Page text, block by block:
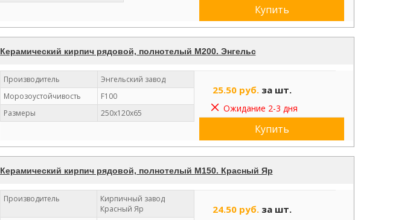
Купить
Керамический кирпич рядовой, полнотелый М200. Энгельс
25.50 руб. за шт.
Ожидание 2-3 дня
Производитель
Энгельский завод
Морозоустойчивость
F100
Размеры
250х120х65
Купить
Керамический кирпич рядовой, полнотелый М150. Красный Яр
24.50 руб. за шт.
Производитель
Кирпичный завод
Красный Яр